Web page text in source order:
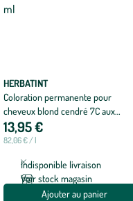
HERBATINT
Coloration permanente pour
cheveux blond cendré 7C aux
extraits végétaux biologiques vegan
Herbatint - 170 ml
13,95 €
82,06 € / l
Indisponible livraison
Voir stock magasin
Ajouter au panier